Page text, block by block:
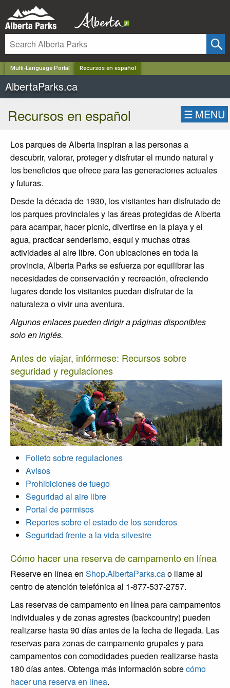
Multi-Language Portal Recursos en español
AlbertaParks.ca
Recursos en español ☰ MENU
Los parques de Alberta inspiran a las personas a
descubrir, valorar, proteger y disfrutar el mundo natural y
los beneficios que ofrece para las generaciones actuales
y futuras.
Desde la década de 1930, los visitantes han disfrutado de
los parques provinciales y las áreas protegidas de Alberta
para acampar, hacer picnic, divertirse en la playa y el
agua, practicar senderismo, esquí y muchas otras
actividades al aire libre. Con ubicaciones en toda la
provincia, Alberta Parks se esfuerza por equilibrar las
necesidades de conservación y recreación, ofreciendo
lugares donde los visitantes puedan disfrutar de la
naturaleza o vivir una aventura.
Algunos enlaces pueden dirigir a páginas disponibles
solo en inglés.
Antes de viajar, infórmese: Recursos sobre
seguridad y regulaciones
Folleto sobre regulaciones
Avisos
Prohibiciones de fuego
Seguridad al aire libre
Portal de permisos
Reportes sobre el estado de los senderos
Seguridad frente a la vida silvestre
Cómo hacer una reserva de campamento en línea
Reserve en línea en Shop.AlbertaParks.cao llame al
centro de atención telefónica al 1-877-537-2757.
Las reservas de campamento en línea para campamentos
individuales y de zonas agrestes (backcountry) pueden
realizarse hasta 90 días antes de la fecha de llegada. Las
reservas para zonas de campamento grupales y para
campamentos con comodidades pueden realizarse hasta
180 días antes. Obtenga más información sobrecómo
hacer una reserva en línea.